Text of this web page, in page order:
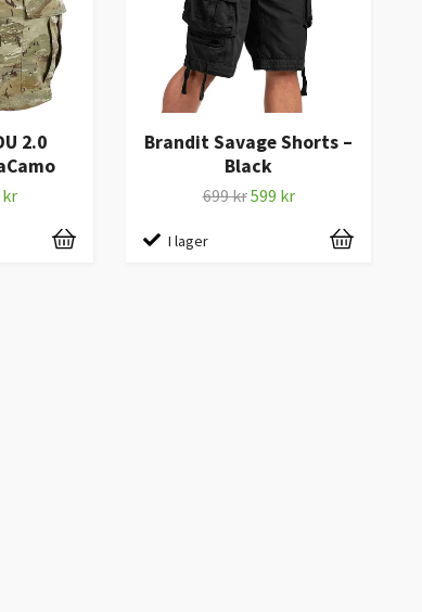
2.0
kr
Brandit Savage Shorts –
Black
699 kr599 kr
I lager